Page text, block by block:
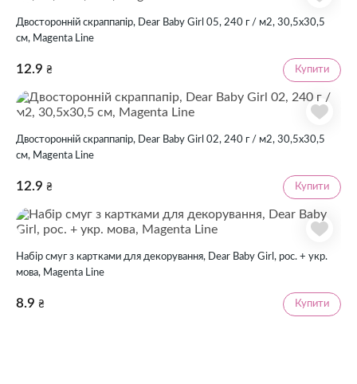
Двосторонній скраппапір, Dear Baby Girl 05, 240 г / м2, 30,5х30,5
см, Magenta Line
12.9 ₴ Купити
Двосторонній скраппапір, Dear Baby Girl 02, 240 г / м2, 30,5х30,5
см, Magenta Line
12.9 ₴ Купити
Набір смуг з картками для декорування, Dear Baby Girl, рос. + укр.
мова, Magenta Line
8.9 ₴ Купити